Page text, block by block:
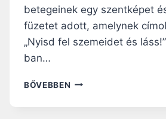
betegeinek egy szentképet
füzetet adott, amelynek
„Nyisd fel szemeidet és
ban…
BŐVEBBEN DR.